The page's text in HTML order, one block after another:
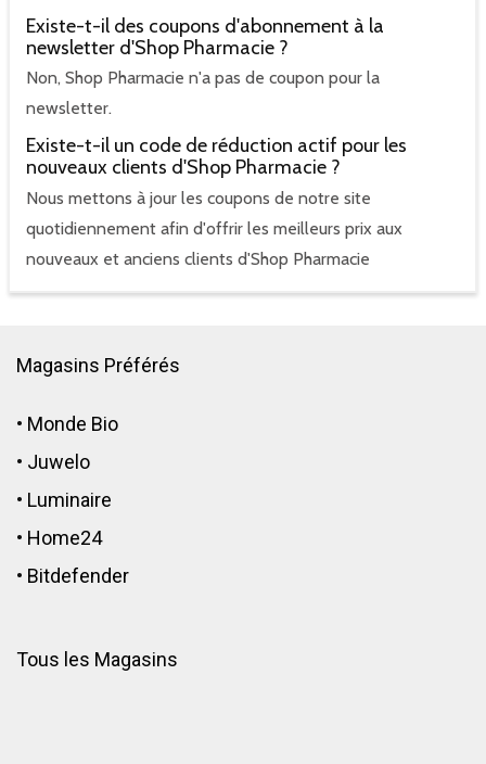
Existe-t-il des coupons d'abonnement à la
newsletter d'Shop Pharmacie ?
Non, Shop Pharmacie n'a pas de coupon pour la
newsletter.
Existe-t-il un code de réduction actif pour les
nouveaux clients d'Shop Pharmacie ?
Nous mettons à jour les coupons de notre site
quotidiennement afin d'offrir les meilleurs prix aux
nouveaux et anciens clients d'Shop Pharmacie
Magasins Préférés
• Monde Bio
• Juwelo
• Luminaire
• Home24
• Bitdefender
Tous les Magasins